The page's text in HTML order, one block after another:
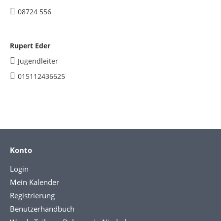
08724 556
Rupert Eder
Jugendleiter
015112436625
Konto
Login
Mein Kalender
Registrierung
Benutzerhandbuch